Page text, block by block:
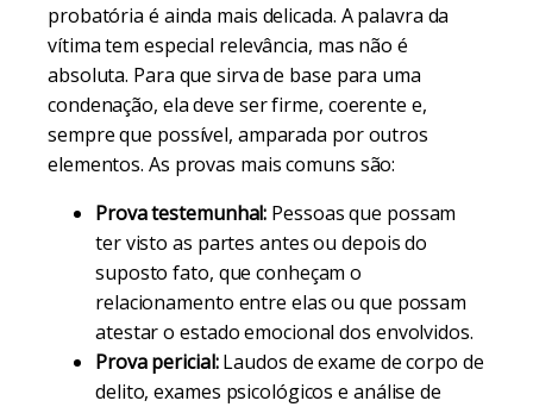
probatória é ainda mais delicada. A palavra da
vítima tem especial relevância, mas não é
absoluta. Para que sirva de base para uma
condenação, ela deve ser firme, coerente e,
sempre que possível, amparada por outros
elementos. As provas mais comuns são:
Prova testemunhal: Pessoas que possam
ter visto as partes antes ou depois do
suposto fato, que conheçam o
relacionamento entre elas ou que possam
atestar o estado emocional dos envolvidos.
Prova pericial:Laudos de exame de corpo de
delito, exames psicológicos e análise de